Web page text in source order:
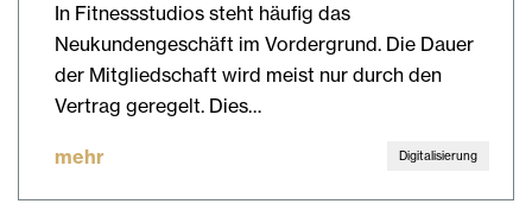
In Fitnessstudios steht häufig das
Neukundengeschäft im Vordergrund. Die Dauer
der Mitgliedschaft wird meist nur durch den
Vertrag geregelt. Dies…
mehr Digitalisierung